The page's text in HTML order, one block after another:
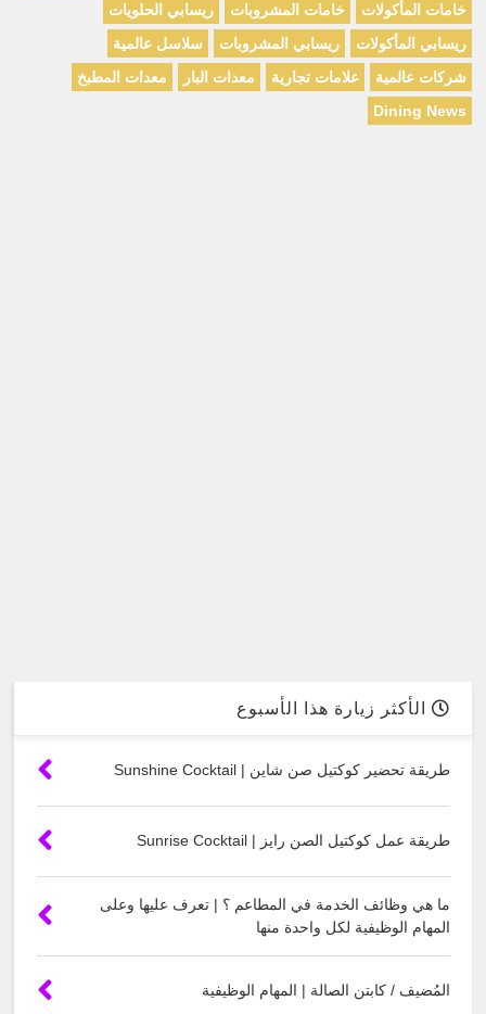
خامات المأكولات
خامات المشروبات
ريسابي الحلويات
ريسابي المأكولات
ريسابي المشروبات
سلاسل عالمية
شركات عالمية
علامات تجارية معدات البار
معدات المطبخ
Dining News
الأكثر زيارة هذا الأسبوع
طريقة تحضير كوكتيل صن شاين | Sunshine Cocktail
طريقة عمل كوكتيل الصن رايز | Sunrise Cocktail
ما هي وظائف الخدمة في المطاعم ؟ | تعرف عليها وعلى
المهام الوظيفية لكل واحدة منها
المُضيف / كابتن الصالة | المهام الوظيفية